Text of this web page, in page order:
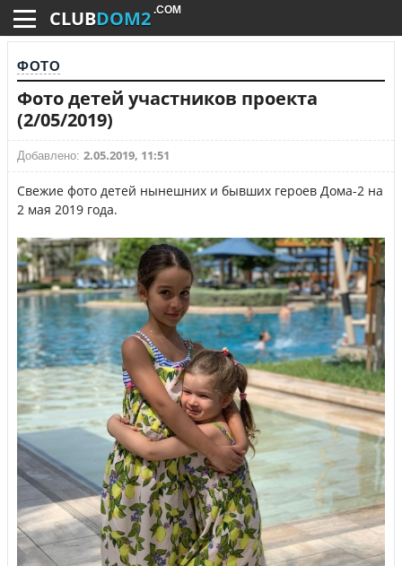
CLUBDOM2 .COM
ФОТО
Фото детей участников проекта
(2/05/2019)
Добавлено: 2.05.2019, 11:51
Свежие фото детей нынешних и бывших героев Дома-2 на
2 мая 2019 года.